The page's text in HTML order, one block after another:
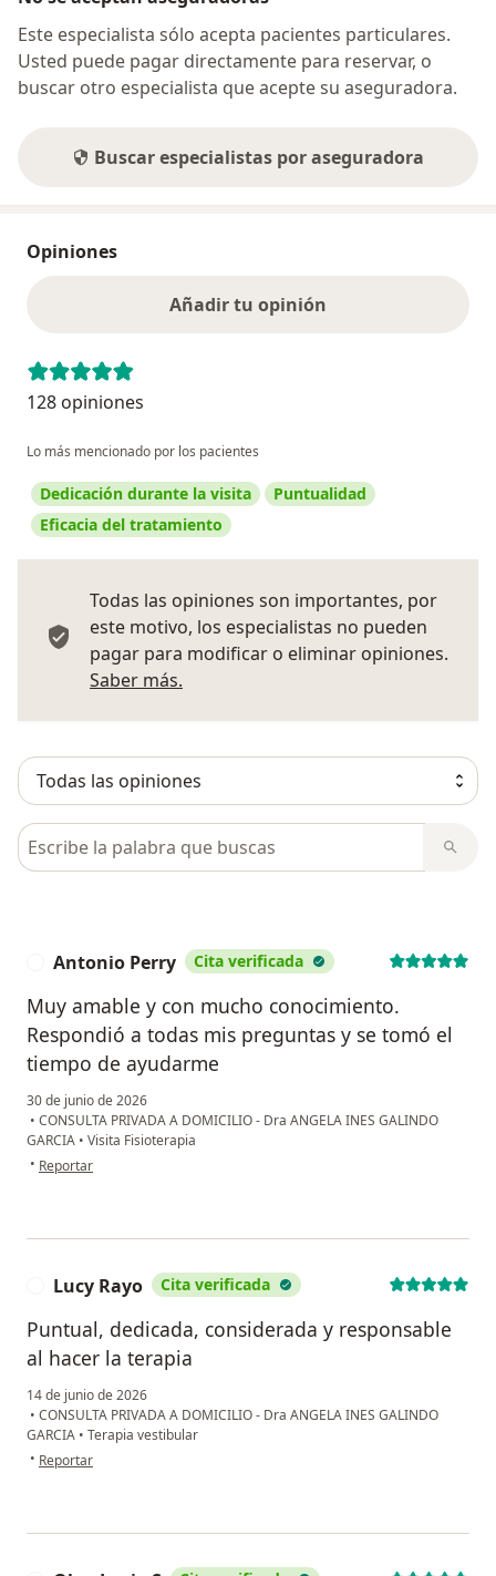
Este especialista sólo acepta pacientes particulares.
Usted puede pagar directamente para reservar, o
buscar otro especialista que acepte su aseguradora.
Buscar especialistas por aseguradora
Opiniones
Añadir tu opinión
128 opiniones
Lo más mencionado por los pacientes
Dedicación durante la visita
Puntualidad
Eficacia del tratamiento
Todas las opiniones son importantes, por
este motivo, los especialistas no pueden
pagar para modificar o eliminar opiniones.
Saber más.
Busca en opiniones
Antonio Perry Cita verificada
Muy amable y con mucho conocimiento.
Respondió a todas mis preguntas y se tomó el
tiempo de ayudarme
30 de junio de 2026
• CONSULTA PRIVADA A DOMICILIO - Dra ANGELA INES GALINDO
GARCIA • Visita Fisioterapia
• en opinión del usuario Antonio Perry
Reportar
Lucy Rayo Cita verificada
Puntual, dedicada, considerada y responsable
al hacer la terapia
14 de junio de 2026
• CONSULTA PRIVADA A DOMICILIO - Dra ANGELA INES GALINDO
GARCIA • Terapia vestibular
• en opinión del usuario Lucy Rayo
Reportar